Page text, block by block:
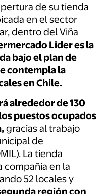
de su tienda
en el sector
dentro del Viña
Lider es la
bajo el plan de
contempla la
en Chile.
alrededor de 130
puestos ocupados
gracias al trabajo
de
La tienda
compañía en la
52 locales y
región con